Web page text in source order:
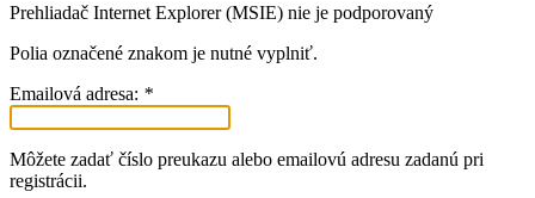
Prehliadač Internet Explorer (MSIE) nie je podporovaný
Polia označené znakom je nutné vyplniť.
Emailová adresa: *
Môžete zadať číslo preukazu alebo emailovú adresu zadanú pri
registrácii.